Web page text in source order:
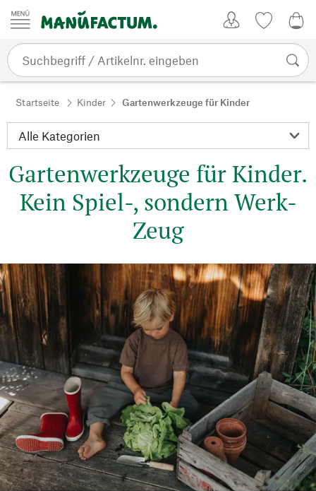
Zum Inhalt springen
Startseite Kinder Gartenwerkzeuge für Kinder
Gartenwerkzeuge für Kinder.
Kein Spiel-, sondern Werk-
Zeug